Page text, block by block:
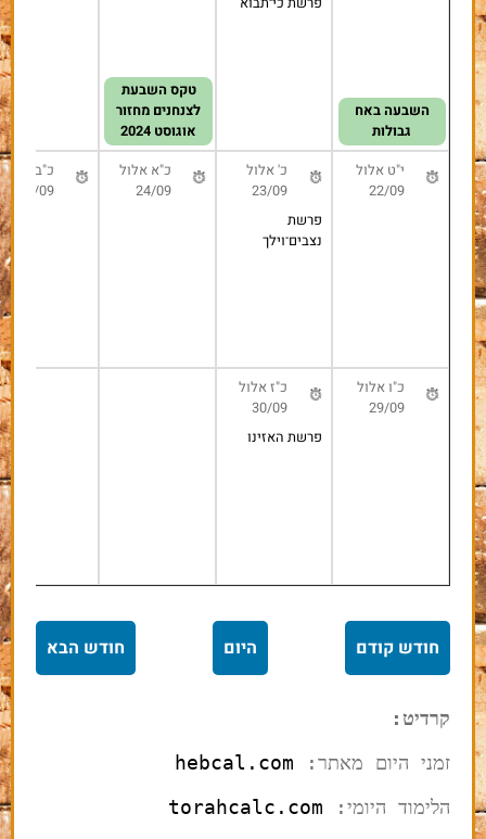
י"ג אלול
טקס השבעת
לצנחנים מחזור
אוגוסט 2024
ט"ו אלול
30/09
פרשת האזינו
חודש קודם היום חודש הבא
קרדיט:
זמני היום מאתר: hebcal.com
הלימוד היומי: torahcalc.com